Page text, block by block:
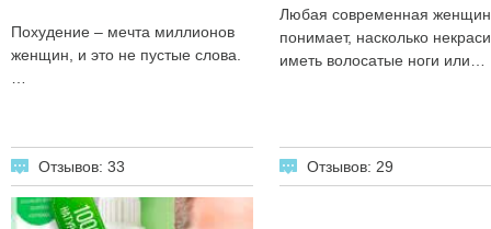
Похудение – мечта миллионов
женщин, и это не пустые слова.
Отзывов: 33
Любая современная
понимает, насколько
иметь волосатые ноги или…
Отзывов: 29